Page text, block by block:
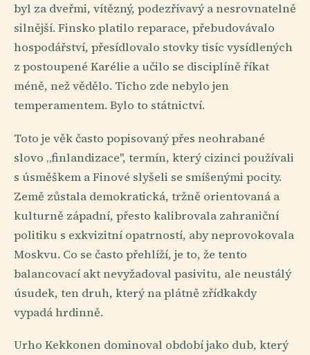
byl za dveřmi, vítězný, podezřívavý a nesrovnatelně
silnější. Finsko platilo reparace, přebudovávalo
hospodářství, přesídlovalo stovky tisíc vysídlených
z postoupené Karélie a učilo se disciplíně říkat
méně, než vědělo. Ticho zde nebylo jen
temperamentem. Bylo to státnictví.
Toto je věk často popisovaný přes neohrabané
slovo „finlandizace", termín, který cizinci používali
s úsměškem a Finové slyšeli se smíšenými pocity.
Země zůstala demokratická, tržně orientovaná a
kulturně západní, přesto kalibrovala zahraniční
politiku s exkvizitní opatrností, aby neprovokovala
Moskvu. Co se často přehlíží, je to, že tento
balancovací akt nevyžadoval pasivitu, ale neustálý
úsudek, ten druh, který na plátně zřídkakdy
vypadá hrdinně.
Urho Kekkonen dominoval období jako dub, který